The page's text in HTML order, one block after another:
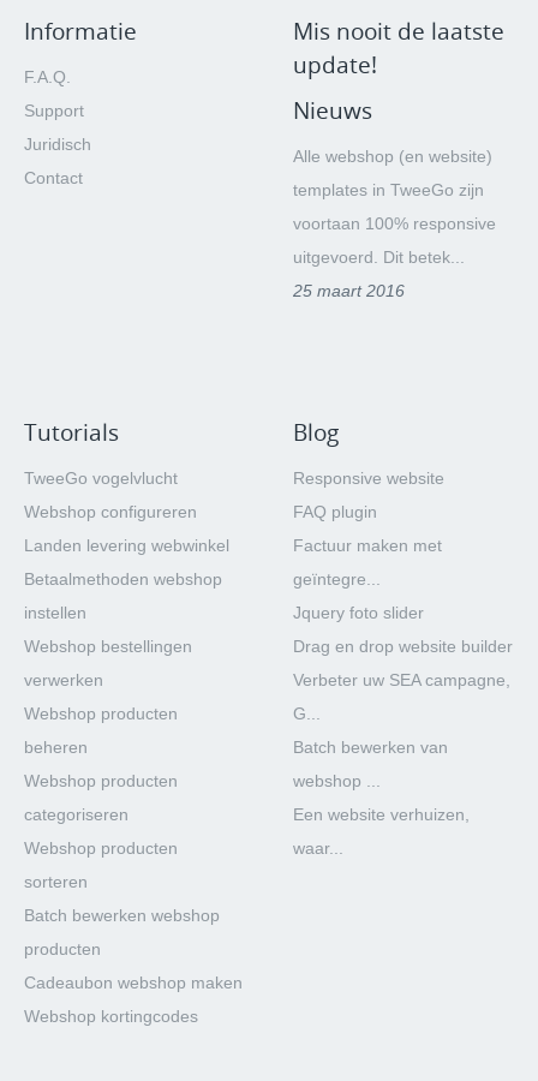
Informatie
F.A.Q.
Support
Juridisch
Contact
Mis nooit de laatste
update!
Nieuws
Alle webshop (en website)
templates in TweeGo zijn
voortaan 100% responsive
uitgevoerd. Dit betek...
25 maart 2016
Tutorials
TweeGo vogelvlucht
Webshop configureren
Landen levering webwinkel
Betaalmethoden webshop
instellen
Webshop bestellingen
verwerken
Webshop producten
beheren
Webshop producten
categoriseren
Webshop producten
sorteren
Batch bewerken webshop
producten
Cadeaubon webshop maken
Webshop kortingcodes
Blog
Responsive website
FAQ plugin
Factuur maken met
geïntegre...
Jquery foto slider
Drag en drop website builder
Verbeter uw SEA campagne,
G...
Batch bewerken van
webshop ...
Een website verhuizen,
waar...